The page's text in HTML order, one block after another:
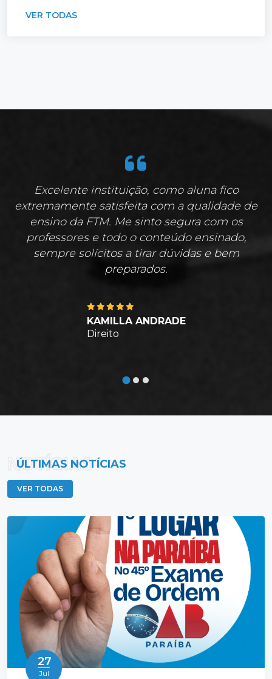
VER TODAS
Excelente instituição, como aluna fico
extremamente satisfeita com a qualidade de
ensino da FTM. Me sinto segura com os
professores e todo o conteúdo ensinado,
sempre solícitos a tirar dúvidas e bem
preparados.
KAMILLA ANDRADE
Direito
ÚLTIMAS NOTÍCIAS
NOTÍCIAS
VER TODAS
27
Jul